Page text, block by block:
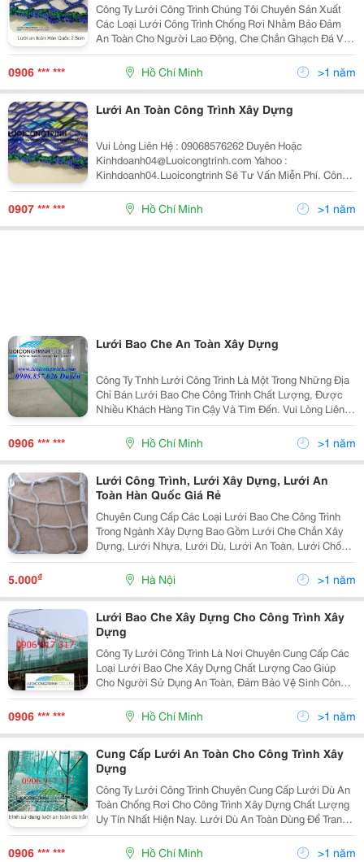
Công Ty Lưới Công Trình Chúng Tôi Chuyên Sản Xuất
Các Loại Lưới Công Trình Chống Rơi Nhằm Bảo Đảm
An Toàn Cho Người Lao Động, Che Chắn Ghạch Đá Và
Các Vật Liệu Rơi Từ Công Trình Xây Dựng. Loại Lưới:
Lưới Bao Che Công Trình Xây Dựng - Sợi Lưới Ô
0906 *** *** Hồ Chí Minh >1 năm
Lưới An Toàn Công Trình Xây Dựng
Vui Lòng Liên Hệ : 09068576262 Duyên Hoặc
Kinhdoanh04@Luoicongtrinh.com Yahoo :
Kinhdoanh04.Luoicongtrinh Sẽ Tư Vấn Miễn Phí. Công
Ty Tnhh Lưới Công Trình Chuyên Cung Cấp Các Loại
Lưới Bao Che, Chắn An Toàn Công Trình, Lưới Bao Giàn
0907 *** *** Hồ Chí Minh >1 năm
Lưới Bao Che An Toàn Xây Dựng
Công Ty Tnhh Lưới Công Trình Là Một Trong Những Địa
Chỉ Bán Lưới Bao Che Công Trình Chất Lượng, Được
Nhiều Khách Hàng Tin Cậy Và Tìm Đến. Vui Lòng Liên
Hệ : 09068576262 Duyên Hoặc
Kinhdoanh04@Luoicongtrinh.com Yahoo :
Kinhdoanh04.Luoicong
0906 *** *** Hồ Chí Minh >1 năm
Lưới Công Trình, Lưới Xây Dựng, Lưới An
Toàn Hàn Quốc Giá Rẻ
Chuyên Cung Cấp Các Loại Lưới Bao Che Công Trình
Trong Ngành Xây Dựng Bao Gồm Lưới Che Chắn Xây
Dựng, Lưới Nhựa, Lưới Dù, Lưới An Toàn, Lưới Chống
Rơi, Lưới Chống Cháy, Lưới Pvc, Lưới Hdpe, Lưới
Korea, Lưới Hàn Quốc Lưới Bảo Hiểm, Lưới Bảo Hộ,
5.000₫ Hà Nội >1 năm
Lưới Bao Che Xây Dựng Cho Công Trình Xây
Dựng
Công Ty Lưới Công Trình Là Nơi Chuyên Cung Cấp Các
Loại Lưới Bao Che Xây Dựng Chất Lượng Cao Giúp
Cho Người Sử Dụng An Toàn, Đảm Bảo Vệ Sinh Công
Trình Xây Dựng. Tại Các Công Trình Xây Dựng, Lưới
Bao Che Công Trình Là Vật Liệu Cần Phải Có
0906 *** *** Hồ Chí Minh >1 năm
Cung Cấp Lưới An Toàn Cho Công Trình Xây
Dựng
Công Ty Lưới Công Trình Chuyên Cung Cấp Lưới Dù An
Toàn Chống Rơi Cho Công Trình Xây Dựng Chất Lượng
Uy Tín Nhất Hiện Nay. Lưới Dù An Toàn Dùng Để Trang
Bị Xung Quanh Công Trình Xây Dựng Đảm Bảo Môi
Trường Làm Việc Tốt Nhất Cho Người Lao Động, Được
0906 *** *** Hồ Chí Minh >1 năm